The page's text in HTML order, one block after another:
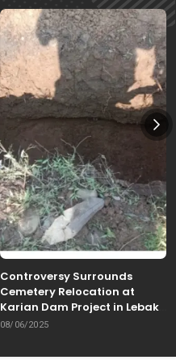
Controversy Surrounds
Cemetery Relocation at
Karian Dam Project in Lebak,
Banten
08/06/2025